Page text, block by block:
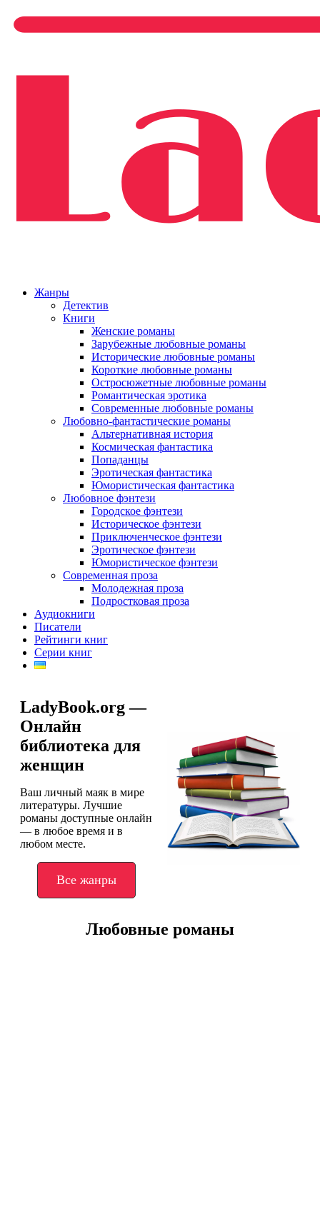
Жанры
Детектив
Книги
Женские романы
Зарубежные любовные романы
Исторические любовные романы
Короткие любовные романы
Остросюжетные любовные романы
Романтическая эротика
Современные любовные романы
Любовно-фантастические романы
Альтернативная история
Космическая фантастика
Попаданцы
Эротическая фантастика
Юмористическая фантастика
Любовное фэнтези
Городское фэнтези
Историческое фэнтези
Приключенческое фэнтези
Эротическое фэнтези
Юмористическое фэнтези
Современная проза
Молодежная проза
Подростковая проза
Аудиокниги
Писатели
Рейтинги книг
Серии книг
LadyBook.org —
Онлайн
библиотека для
женщин
Ваш личный маяк в мире
литературы. Лучшие
романы доступные онлайн
— в любое время и в
любом месте.
Все жанры
Любовные романы